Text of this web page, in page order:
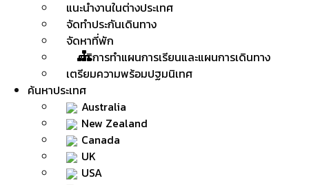
แนะนำงานในต่างประเทศ
จัดทำประกันเดินทาง
จัดหาที่พัก
บริการทำแผนการเรียนและแผนการเดินทาง
เตรียมความพร้อมปฐมนิเทศ
ค้นหาประเทศ
Australia
New Zealand
Canada
UK
USA